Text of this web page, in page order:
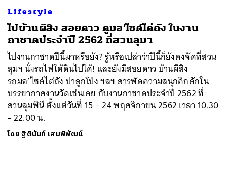
Lifestyle
ไปบ้านผีสิง สอยดาว ดูมอ’ไซค์ไต่ถัง ในงาน
กาชาดประจำปี 2562 ที่สวนลุมฯ
ไปงานกาชาดปีนี้มาหรือยัง? รู้หรือเปล่าว่าปีนี้ก็ยังคงจัดที่สวน
ลุมฯ นั่งรถไฟใต้ดินไปได้! และยังมีสอยดาว บ้านผีสิง
รถมอ’ไซค์ไต่ถัง ปาลูกโป่ง ฯลฯ สารพัดความสนุกคึกคักใน
บรรยากาศงานวัดเช่นเคย กับงานกาชาดประจำปี 2562 ที่
สวนลุมพินี ตั้งแต่วันที่ 15 – 24 พฤศจิกายน 2562 เวลา 10.30
- 22.00 น.
โดยฐิตินันท์ เสมพิพัฒน์
SHARE